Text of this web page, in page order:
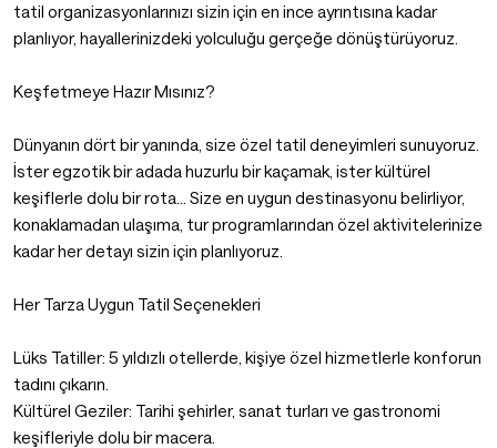
tatil organizasyonlarınızı sizin için en ince ayrıntısına kadar
planlıyor, hayallerinizdeki yolculuğu gerçeğe dönüştürüyoruz.
Keşfetmeye Hazır Mısınız?
Dünyanın dört bir yanında, size özel tatil deneyimleri sunuyoruz.
İster egzotik bir adada huzurlu bir kaçamak, ister kültürel
keşiflerle dolu bir rota… Size en uygun destinasyonu belirliyor,
konaklamadan ulaşıma, tur programlarından özel aktivitelerinize
kadar her detayı sizin için planlıyoruz.
Her Tarza Uygun Tatil Seçenekleri
Lüks Tatiller: 5 yıldızlı otellerde, kişiye özel hizmetlerle konforun
tadını çıkarın.
Kültürel Geziler: Tarihi şehirler, sanat turları ve gastronomi
keşifleriyle dolu bir macera.